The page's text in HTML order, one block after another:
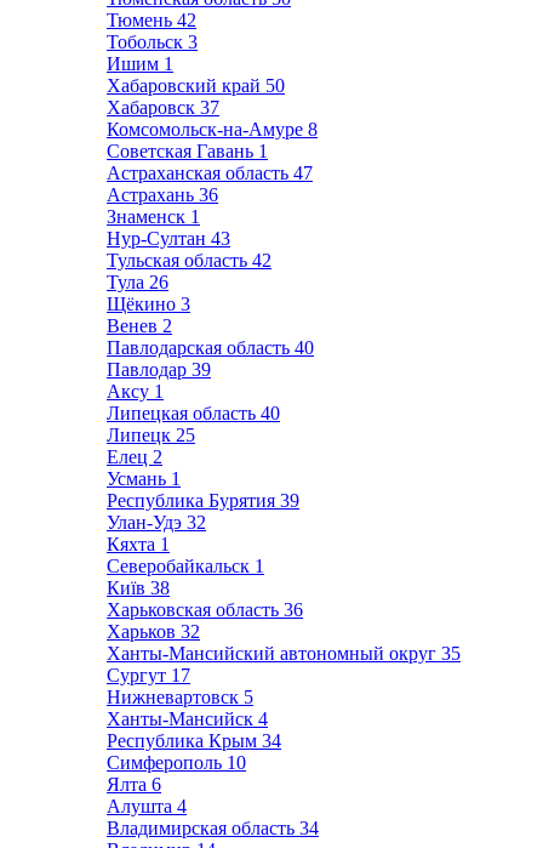
Тюмень 42
Тобольск 3
Ишим 1
Хабаровский край 50
Хабаровск 37
Комсомольск-на-Амуре 8
Советская Гавань 1
Астраханская область 47
Астрахань 36
Знаменск 1
Нур-Султан 43
Тульская область 42
Тула 26
Щёкино 3
Венев 2
Павлодарская область 40
Павлодар 39
Аксу 1
Липецкая область 40
Липецк 25
Елец 2
Усмань 1
Республика Бурятия 39
Улан-Удэ 32
Кяхта 1
Северобайкальск 1
Київ 38
Харьковская область 36
Харьков 32
Ханты-Мансийский автономный округ 35
Сургут 17
Нижневартовск 5
Ханты-Мансийск 4
Республика Крым 34
Симферополь 10
Ялта 6
Алушта 4
Владимирская область 34